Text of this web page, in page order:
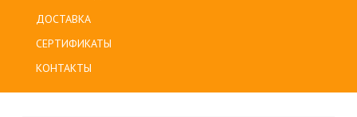
ДОСТАВКА
СЕРТИФИКАТЫ
КОНТАКТЫ